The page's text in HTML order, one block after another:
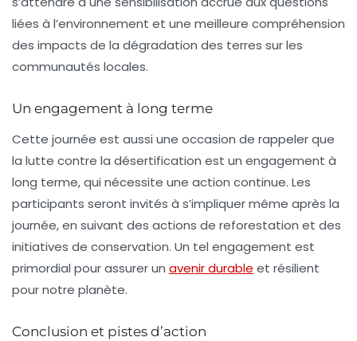
liées à l’environnement et une meilleure compréhension
des impacts de la dégradation des terres sur les
communautés locales.
Un engagement à long terme
Cette journée est aussi une occasion de rappeler que
la lutte contre la désertification est un engagement à
long terme, qui nécessite une action continue. Les
participants seront invités à s’impliquer même après la
journée, en suivant des actions de reforestation et des
initiatives de conservation. Un tel engagement est
primordial pour assurer un avenir durable et résilient
pour notre planète.
Conclusion et pistes d’action